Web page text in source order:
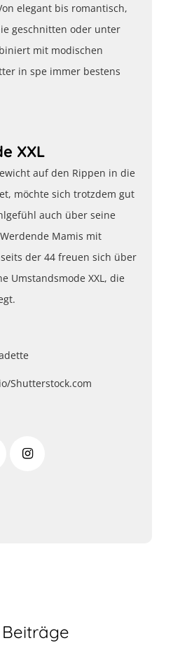
elegant bis romantisch,
geschnitten oder unter
mit modischen
in spe immer bestens
XXL
auf den Rippen in die
möchte sich trotzdem gut
auch über seine
Mamis mit
der 44 freuen sich über
Umstandsmode XXL, die
Shutterstock.com